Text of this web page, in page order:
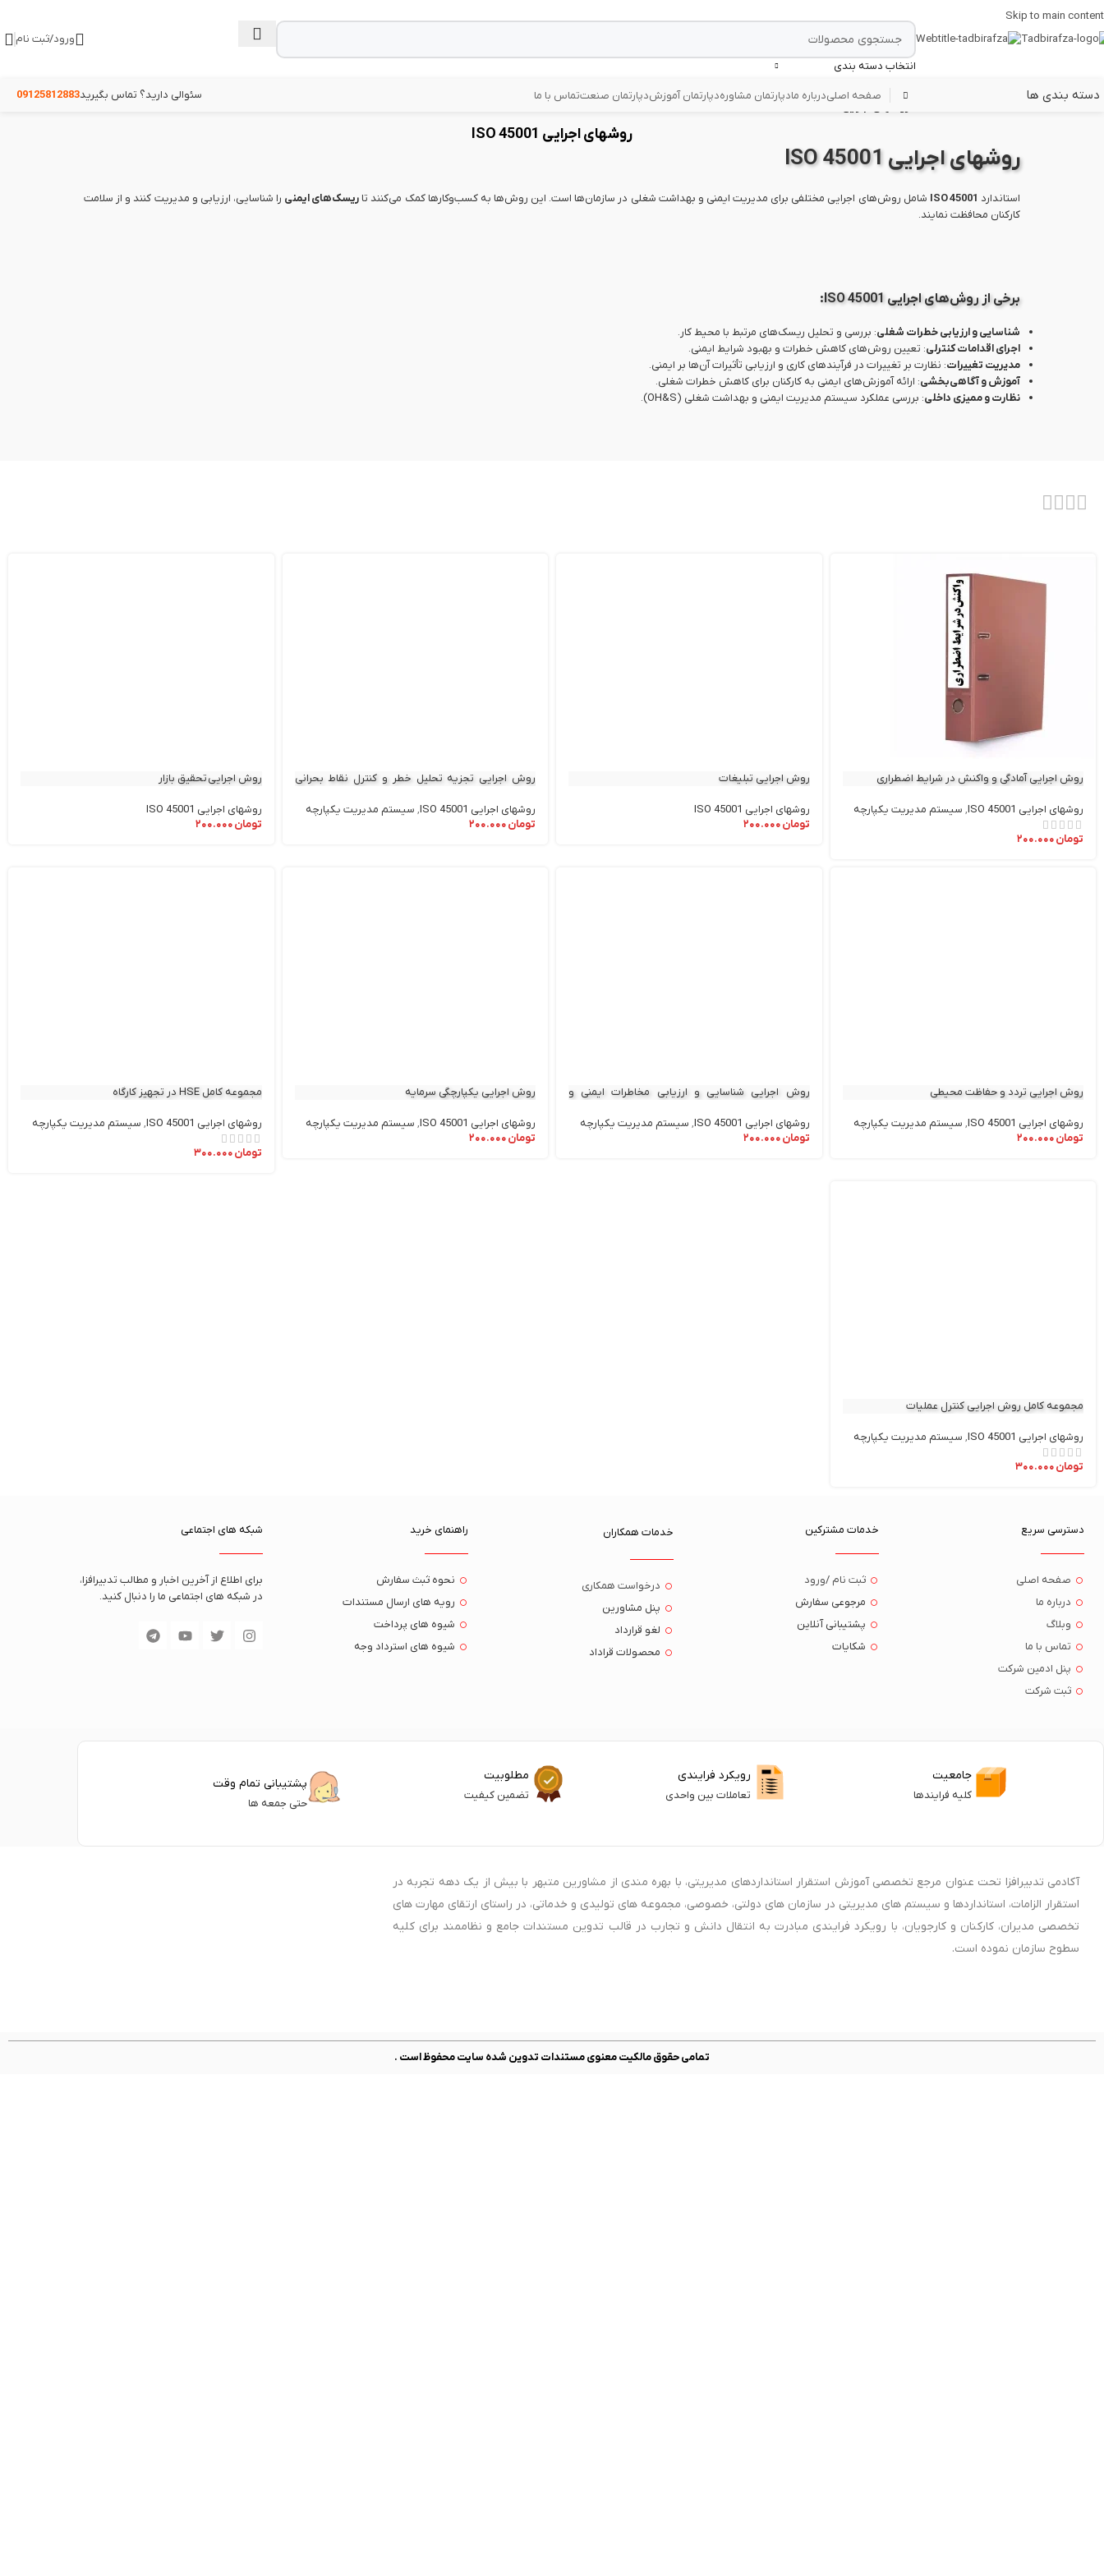
Skip to main content
انتخاب دسته بندی
ورود/ثبت نام
دسته بندی ها صفحه اصلیدرباره مادپارتمان مشاورهدپارتمان آموزشدپارتمان صنعتتماس با ما سئوالی دارید؟ تماس بگیرید09125812883
روشهای اجرایی ISO 45001
روشهای اجرایی ISO 45001
روشهای اجرایی ISO 45001
استاندارد ISO 45001 شامل روش‌های اجرایی مختلفی برای مدیریت ایمنی و بهداشت شغلی در سازمان‌ها است. این روش‌ها به کسب‌وکارها کمک می‌کنند تا ریسک‌های ایمنی را شناسایی، ارزیابی و مدیریت کنند و از سلامت
کارکنان محافظت نمایند.
برخی از روش‌های اجرایی ISO 45001:
شناسایی و ارزیابی خطرات شغلی: بررسی و تحلیل ریسک‌های مرتبط با محیط کار.
اجرای اقدامات کنترلی: تعیین روش‌های کاهش خطرات و بهبود شرایط ایمنی.
مدیریت تغییرات: نظارت بر تغییرات در فرآیندهای کاری و ارزیابی تأثیرات آن‌ها بر ایمنی.
آموزش و آگاهی‌بخشی: ارائه آموزش‌های ایمنی به کارکنان برای کاهش خطرات شغلی.
نظارت و ممیزی داخلی: بررسی عملکرد سیستم مدیریت ایمنی و بهداشت شغلی (OH&S).
روش اجرایی آمادگی و واکنش در شرایط اضطراری
روشهای اجرایی ISO 45001 , سیستم مدیریت یکپارچه
تومان
روش اجرایی تبلیغات
روشهای اجرایی ISO 45001
تومان
روش اجرایی تجزیه تحلیل خطر و کنترل نقاط بحرانی
روشهای اجرایی ISO 45001
, سیستم مدیریت یکپارچه
تومان
روش اجرایی تحقیق بازار
روشهای اجرایی ISO 45001
تومان
روش اجرایی تردد و حفاظت محيطی
روشهای اجرایی ISO 45001 , سیستم مدیریت یکپارچه
تومان
روش اجرایی شناسایی و ارزیابی مخاطرات ایمنی و
روشهای اجرایی ISO 45001
, سیستم مدیریت یکپارچه
تومان
روش اجرایی یکپارچگی سرمایه
روشهای اجرایی ISO 45001 , سیستم مدیریت یکپارچه
تومان
مجموعه کامل HSE در تجهیز کارگاه
روشهای اجرایی ISO 45001 , سیستم مدیریت یکپارچه
تومان
مجموعه کامل روش اجرایی کنترل عملیات
روشهای اجرایی ISO 45001 , سیستم مدیریت یکپارچه
تومان
دسترسی سریع
صفحه اصلی
درباره ما
وبلاگ
تماس با ما
پنل ادمین شرکت
ثبت شرکت
خدمات مشترکین
ثبت نام /ورود
مرجوعی سفارش
پشتیبانی آنلاین
شکایات
خدمات همکاران
درخواست همکاری
پنل مشاورین
لغو قرارداد
محصولات قراداد
راهنمای خرید
نحوه ثبث سفارش
رویه های ارسال مستندات
شیوه های پرداخت
شیوه های استرداد وجه
شبکه های اجتماعی
برای اطلاع از آخرین اخبار و مطالب تدبیرافزا،
در شبکه های اجتماعی ما را دنبال کنید.
جامعیت
کلیه فرایندها
رویکرد فرایندی
تعاملات بین واحدی
مطلوبیت
تضمین کیفیت
پشتیبانی تمام وقت
حتی جمعه ها
آکادمی تدبیرافزا تحت عنوان مرجع تخصصی آموزش استقرار استانداردهای مدیریتی، با بهره مندی از مشاورین متبهر با بیش از یک دهه تجربه در
استقرار الزامات، استانداردها و سیستم های مدیریتی در سازمان های دولتی، خصوصی، مجموعه های تولیدی و خدماتی، در راستای ارتقای مهارت های
تخصصی مدیران، کارکنان و کارجویان، با رویکرد فرایندی مبادرت به انتقال دانش و تجارب در قالب تدوین مستندات جامع و نظاممند برای کلیه
سطوح سازمان نموده است.
تمامی حقوق مالکیت معنوی مستندات تدوین شده سایت محفوظ است .